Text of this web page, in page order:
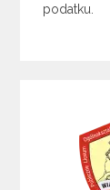
podatku.